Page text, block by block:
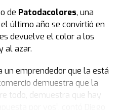
para un sistema que
años destina $23.700
de 3,2 millones de pesos.
se podrían construir 7.400
de Patodacolores, una
último año se convirtió en
devuelve el color a los
al azar.
un emprendedor que la está
demuestra que la
todo, demuestra que hay